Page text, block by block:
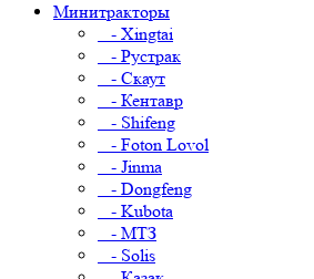
Минитракторы
- Xingtai
- Рустрак
- Скаут
- Кентавр
- Shifeng
- Foton Lovol
- Jinma
- Dongfeng
- Kubota
- МТЗ
- Solis